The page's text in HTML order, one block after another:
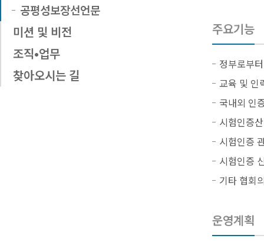
공평성보장선언문
미션 및 비전
조직•업무
찾아오시는 길
주요기능
정부로부
교육 및 인
국내외 인
시험인증
시험인증
시험인증
기타 협회
운영계획